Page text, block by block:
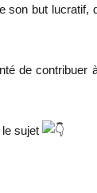
son but lucratif,
de contribuer
sujet